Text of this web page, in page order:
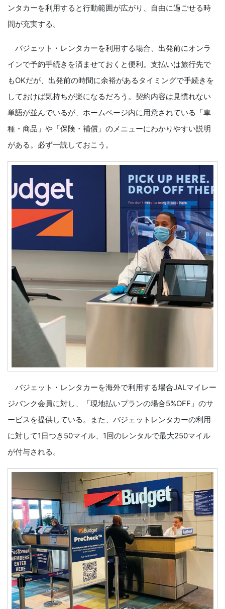
ンタカーを利用すると行動範囲が広がり、自由に過ごせる時
間が充実する。
バジェット・レンタカーを利用する場合、出発前にオンラ
インで予約手続きを済ませておくと便利。支払いは旅行先で
もOKだが、出発前の時間に余裕があるタイミングで手続きを
しておけば気持ちが楽になるだろう。契約内容は見慣れない
単語が並んでいるが、ホームページ内に用意されている「車
種・商品」や「保険・補償」のメニューにわかりやすい説明
がある。必ず一読しておこう。
バジェット・レンタカーを海外で利用する場合JALマイレー
ジバンク会員に対し、「現地払いプランの場合5%OFF」のサ
ービスを提供している。また、バジェットレンタカーの利用
に対して1日つき50マイル、1回のレンタルで最大250マイル
が付与される。